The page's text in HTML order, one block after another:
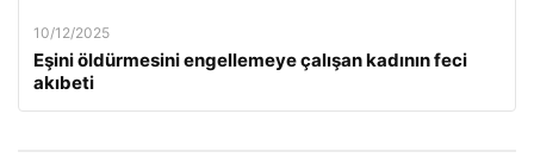
10/12/2025
Eşini öldürmesini engellemeye çalışan kadının feci
akıbeti